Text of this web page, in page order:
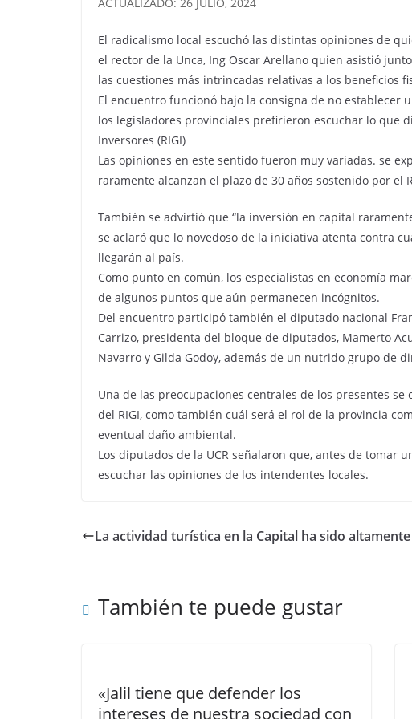
El radicalismo local escuchó las distintas opiniones de
el rector de la Unca, Ing Oscar Arellano quien asistió
las cuestiones más intrincadas relativas a los beneficios
El encuentro funcionó bajo la consigna de no establecer
los legisladores provinciales prefirieron escuchar lo que
Inversores (RIGI)
Las opiniones en este sentido fueron muy variadas. se
raramente alcanzan el plazo de 30 años sostenido por el
También se advirtió que “la inversión en capital
se aclaró que lo novedoso de la iniciativa atenta contra
llegarán al país.
Como punto en común, los especialistas en economía
de algunos puntos que aún permanecen incógnitos.
Del encuentro participó también el diputado nacional
Carrizo, presidenta del bloque de diputados, Mamerto
Navarro y Gilda Godoy, además de un nutrido grupo de
Una de las preocupaciones centrales de los presentes
del RIGI, como también cuál será el rol de la provincia
eventual daño ambiental.
Los diputados de la UCR señalaron que, antes de tomar
escuchar las opiniones de los intendentes locales.
La actividad turística en la Capital ha sido
También te puede gustar
«Jalil tiene que defender los
intereses de nuestra sociedad con